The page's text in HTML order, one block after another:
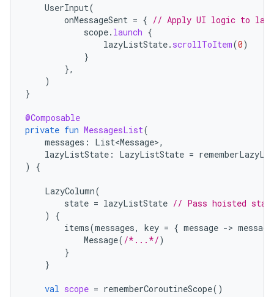
UserInput(
onMessageSent = { // Apply UI logic to
scope. launch {
lazyListState. scrollToItem(0)
}
},
)
}
@Composable
private fun MessagesList(
messages : List<Message>,
lazyListState : LazyListState =
)
{
LazyColumn(
state = lazyListState // Pass hoisted
)
{
items(messages, key = { message -> message
Message( /*...*/)
}
}
val scope = rememberCoroutineScope()